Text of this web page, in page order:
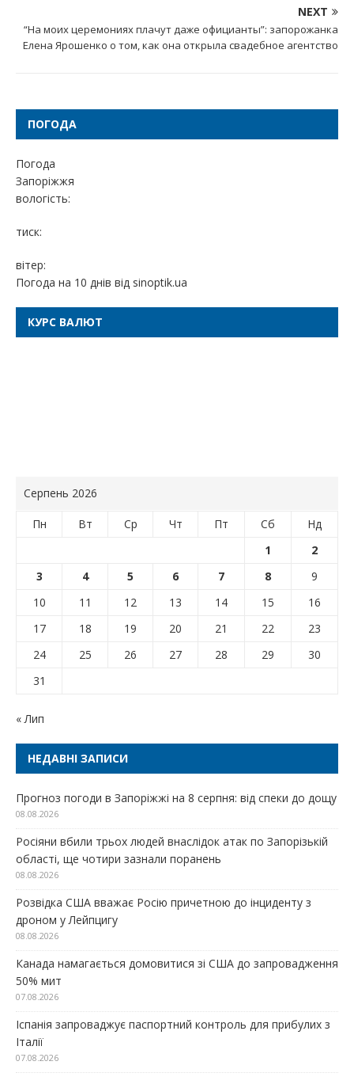
NEXT
“На моих церемониях плачут даже официанты”: запорожанка
Елена Ярошенко о том, как она открыла свадебное агентство
ПОГОДА
Погода
Запоріжжя
вологість:
тиск:
вітер:
Погода на 10 днів від sinoptik.ua
КУРС ВАЛЮТ
Серпень 2026
Пн Вт Ср Чт Пт Сб
Нд
1
2
3
4 5 6 7 8
9
10
11 12 13 14 15
16
17
18 19 20 21 22
23
24
25 26 27 28 29
30
31
« Лип
НЕДАВНІ ЗАПИСИ
Прогноз погоди в Запоріжжі на 8 серпня: від спеки до дощу
08.08.2026
Росіяни вбили трьох людей внаслідок атак по Запорізькій
області, ще чотири зазнали поранень
08.08.2026
Розвідка США вважає Росію причетною до інциденту з
дроном у Лейпцигу
08.08.2026
Канада намагається домовитися зі США до запровадження
50% мит
07.08.2026
Іспанія запроваджує паспортний контроль для прибулих з
Італії
07.08.2026